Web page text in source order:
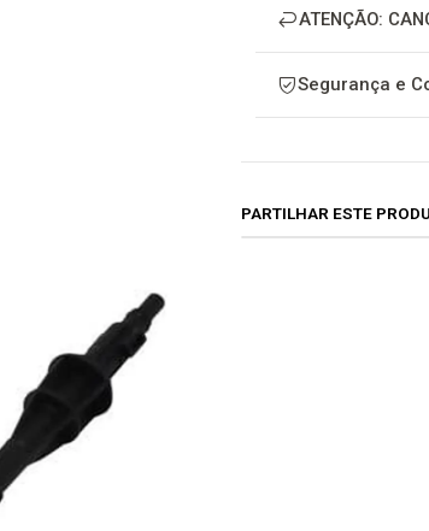
ATENÇÃO:
Segurança e
PARTILHAR ESTE